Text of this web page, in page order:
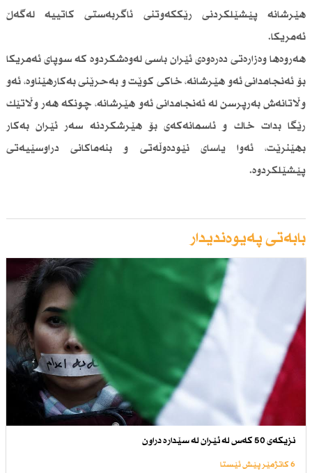
هێرشانە پێشێلكردنی رێككەوتنی ئاگربەستی كاتییە لەگەڵ
ئەمریكا.
هەروەها وەزارەتی دەرەوەی ئێران باسی لەوەشكردوە كە سوپای ئەمریكا
بۆ ئەنجامدانی ئەو هێرشانە، خاكی كوێت و بەحرێنی بەكارهێناوە، ئەو
وڵاتانەش بەرپرسن لە ئەنجامدانی ئەو هێرشانە، چونكە هەر وڵاتێك
رێگا بدات خاك و ئاسمانەكەی بۆ هێرشكردنە سەر ئێران بەكار
بهێنرێت، ئەوا یاسای نێودەوڵەتی و بنەماكانی دراوسێیەتی
پێشێلكردوە.
بابەتی پەیوەندیدار
نزیكەی 50 كەس لە ئێران لە سێدارە دراون
6 کاتژمێر پێش ئێستا